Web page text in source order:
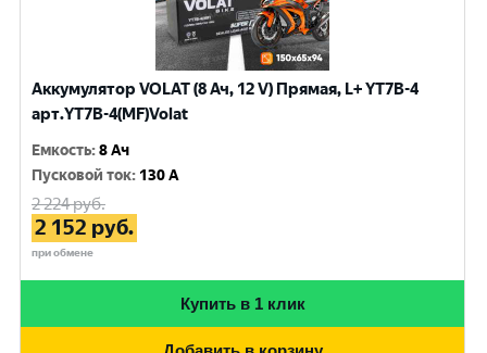
Аккумулятор VOLAT (8 Ач, 12 V) Прямая, L+ YT7B-4
арт.YT7B-4(MF)Volat
Емкость:8 Ач
Пусковой ток: 130 A
2 224руб.
2 152 руб.
при обмене
Купить в 1 клик